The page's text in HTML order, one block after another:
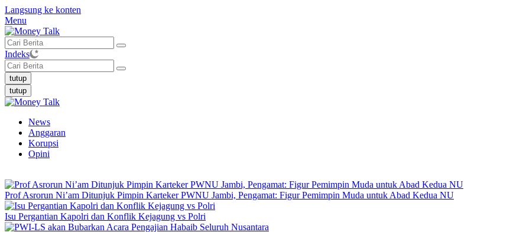
Langsung ke konten
Menu
Indeks
tutup
tutup
News
Anggaran
Korupsi
Opini
Prof Asrorun Ni’am Ditunjuk Pimpin Karteker PWNU Jambi, Pengamat: Figur Pemimpin Muda untuk Abad Kedua NU
Isu Pergantian Kapolri dan Konflik Kejagung vs Polri